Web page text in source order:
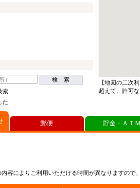
検 索
索
た
【地図の二次
超えて、許可
容によりご利用いただける時間が異なりますので
郵便 貯金・ＡＴ